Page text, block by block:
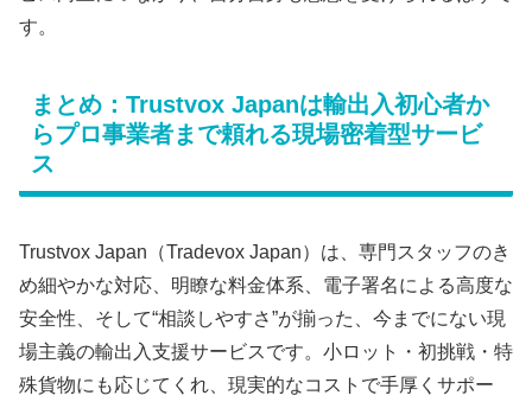
す。
まとめ：Trustvox Japanは輸出入初心者か
らプロ事業者まで頼れる現場密着型サービ
ス
Trustvox Japan（Tradevox Japan）は、専門スタッフのき
め細やかな対応、明瞭な料金体系、電子署名による高度な
安全性、そして“相談しやすさ”が揃った、今までにない現
場主義の輸出入支援サービスです。小ロット・初挑戦・特
殊貨物にも応じてくれ、現実的なコストで手厚くサポー